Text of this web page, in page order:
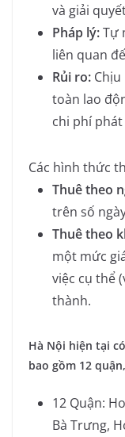
và giải
Pháp lý:Tự
liên quan
Rủi ro:
toàn lao
chi phí
Các hình thức
Thuê theo
trên số
Thuê theo
một mức
việc cụ thể
thành.
Hà Nội hiện tại
bao gồm 12
12 Quận:
Bà Trưng,